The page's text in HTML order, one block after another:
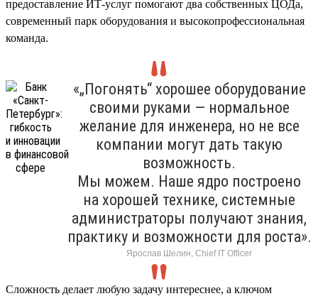
предоставление ИТ-услуг помогают два собственных ЦОДа,
современный парк оборудования и высокопрофессиональная
команда.
«„Погонять“ хорошее оборудование
своими руками — нормальное
желание для инженера, но не все
компании могут дать такую
возможность.
Мы можем. Наше ядро построено
на хорошей технике, системные
администраторы получают знания,
практику и возможности для роста».
Ярослав Шелин, Chief IT Officer
Сложность делает любую задачу интереснее, а ключом